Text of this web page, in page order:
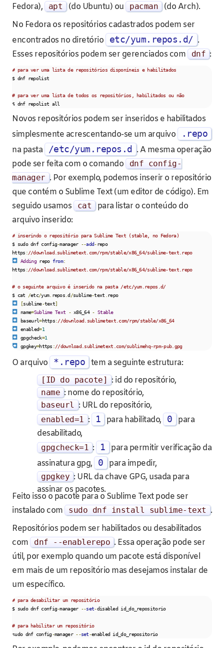
Fedora), apt (do Ubuntu) ou pacman (do Arch).
No Fedora os repositórios cadastrados podem ser
encontrados no diretório
etc/yum.repos.d/ .
Esses repositórios podem ser gerenciados com
dnf :
# para ver uma lista de repositórios disponíneis e habilitados
$ dnf repolist
# para ver uma lista de todos os repositórios, habilitados ou não
$ dnf repolist all
Novos repositórios podem ser inseridos e habilitados
simplesmente acrescentando-se um arquivo
.repo
na pasta /etc/yum.repos.d . A mesma operação
pode ser feita com o comando
dnf config-
manager . Por exemplo, podemos inserir o repositório
que contém o Sublime Text (um editor de código). Em
seguido usamos
cat para listar o conteúdo do
arquivo inserido:
# inserindo o repositório para Sublime Text (stable, no Fedora)
$ sudo dnf config-manager --add-repo
https ://download.sublimetext.com/rpm/stable/x86_64/sublime-text.repo
Adding repo from:
https ://download.sublimetext.com/rpm/stable/x86_64/sublime-text.repo
# o seguinte arquivo é inserido na pasta /etc/yum.repos.d/
$ cat /etc/yum. repos .d/sublime-text
repo
[sublime-text]
name=Sublime Text - x86_64 - Stable
baseurl=https://download.sublimetext.com/rpm/stable/x86_64
enabled=1
gpgcheck=1
gpgkey=https ://download.sublimetext.com/sublimehq-rpm-pub.gpg
O arquivo *.repo tem a seguinte estrutura:
[ ID do pacote] : id do repositório,
name : nome do repositório,
baseurl : URL do repositório,
enabled=1 : 1 para habilitado, 0
para
desabilitado,
gpgcheck=1 : 1
para permitir verificação da
assinatura gpg,
0 para impedir,
gpgkey : URL da chave GPG, usada para
assinar os pacotes.
Feito isso o pacote para o Sublime Text pode ser
instalado com
sudo dnf install sublime- text .
Repositórios podem ser habilitados ou desabilitados
com
dnf --enablerepo . Essa operação pode ser
útil, por exemplo quando um pacote está disponível
em mais de um repositório mas desejamos instalar de
um específico.
# para desabilitar um repositório
$ sudo dnf config-manager --set-disabled id_do_repositorio
# para habilitar um repositório
sudo dnf config-manager --set-enabled id_do_repositorio